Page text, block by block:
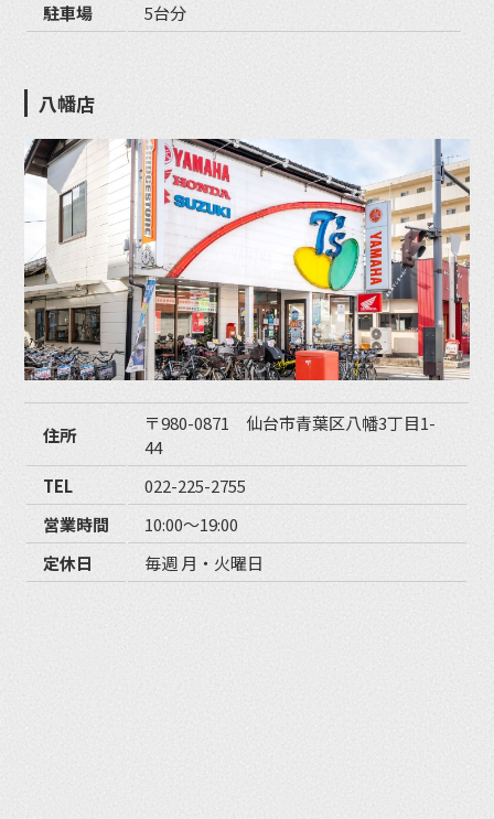
駐車場
5台分
八幡店
住所
〒980-0871 仙台市青葉区八幡3丁目1-
44
TEL
022-225-2755
営業時間
10:00〜19:00
定休日
毎週 月・火曜日